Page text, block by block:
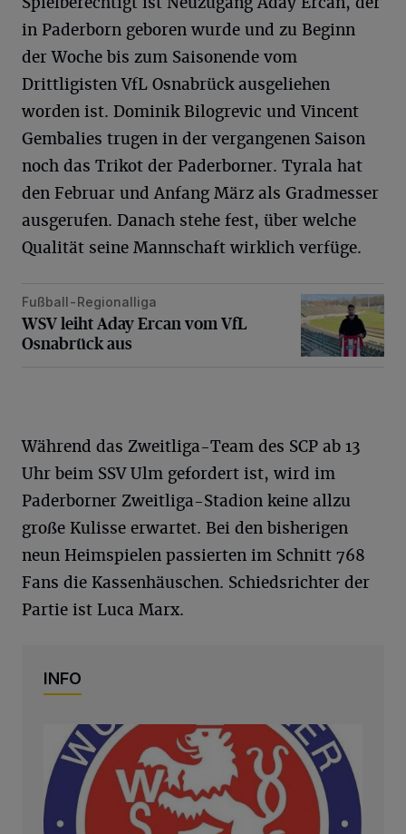
in Paderborn geboren wurde und zu Beginn
der Woche bis zum Saisonende vom
Drittligisten VfL Osnabrück ausgeliehen
worden ist. Dominik Bilogrevic und Vincent
Gembalies trugen in der vergangenen Saison
noch das Trikot der Paderborner. Tyrala hat
den Februar und Anfang März als Gradmesser
ausgerufen. Danach stehe fest, über welche
Qualität seine Mannschaft wirklich verfüge.
WSV leiht Aday Ercan vom VfL Osnabrück aus
Fußball-Regionalliga
WSV leiht Aday Ercan vom VfL
Osnabrück aus
Während das Zweitliga-Team des SCP ab 13
Uhr beim SSV Ulm gefordert ist, wird im
Paderborner Zweitliga-Stadion keine allzu
große Kulisse erwartet. Bei den bisherigen
neun Heimspielen passierten im Schnitt 768
Fans die Kassenhäuschen. Schiedsrichter der
Partie ist Luca Marx.
INFO